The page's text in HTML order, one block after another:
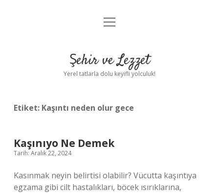
Anasayfa
Yasal Uyarı
menüyü
Şehir ve Lezzet
Yerel tatlarla dolu keyifli yolculuk!
Etiket: Kaşıntı neden olur gece
Kaşınıyo Ne Demek
Tarih: Aralık 22, 2024
Kasınmak neyin belirtisi olabilir? Vücutta kaşıntıya
egzama gibi cilt hastalıkları, böcek ısırıklarına,